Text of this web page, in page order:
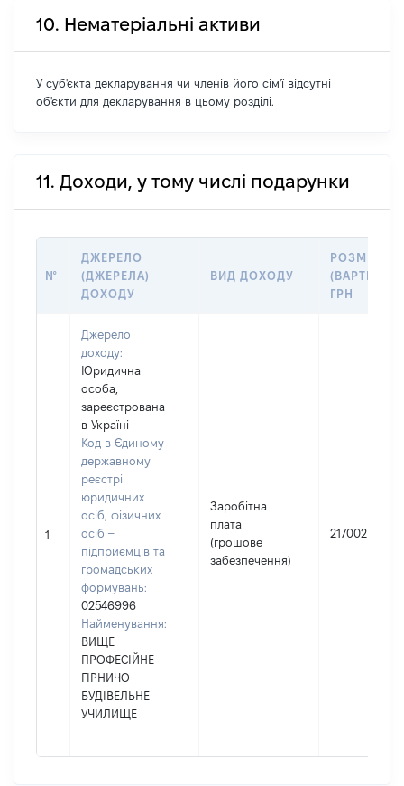
10. Нематеріальні активи
У суб'єкта декларування чи членів його сім'ї відсутні
об'єкти для декларування в цьому розділі.
11. Доходи, у тому числі подарунки
№
ДЖЕРЕЛО
(ДЖЕРЕЛА)
ДОХОДУ
ВИД ДОХОДУ
РОЗМІР
(ВАРТІСТЬ),
ГРН
1
Джерело
доходу:
Юридична
особа,
зареєстрована
в Україні
Код в Єдиному
державному
реєстрі
юридичних
осіб, фізичних
осіб –
підприємців та
громадських
формувань:
02546996
Найменування:
ВИЩЕ
ПРОФЕСІЙНЕ
ГІРНИЧО-
БУДІВЕЛЬНЕ
УЧИЛИЩЕ
Заробітна
плата
(грошове
забезпечення)
217002